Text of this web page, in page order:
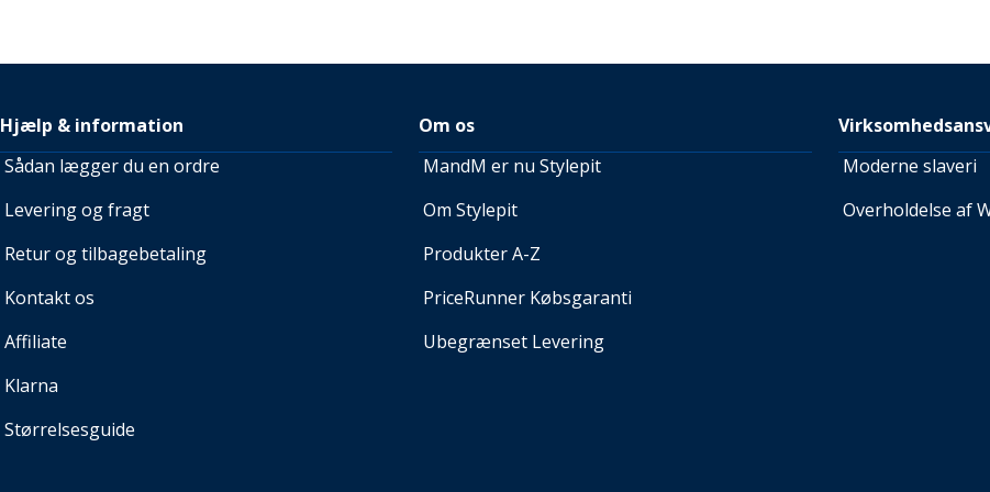
Hjælp & information
Sådan lægger du en ordre
Levering og fragt
Retur og tilbagebetaling
Kontakt os
Affiliate
Klarna
Størrelsesguide
Om os
MandM er nu Stylepit
Om Stylepit
Produkter A-Z
PriceRunner Købsgaranti
Ubegrænset Levering
Moderne slaveri
Overholdelse af